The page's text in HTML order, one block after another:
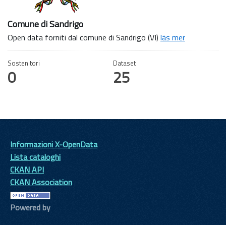
Comune di Sandrigo
Open data forniti dal comune di Sandrigo (VI) läs mer
Sostenitori
0
Dataset
25
Informazioni X-OpenData
Lista cataloghi
CKAN API
CKAN Association
Powered by